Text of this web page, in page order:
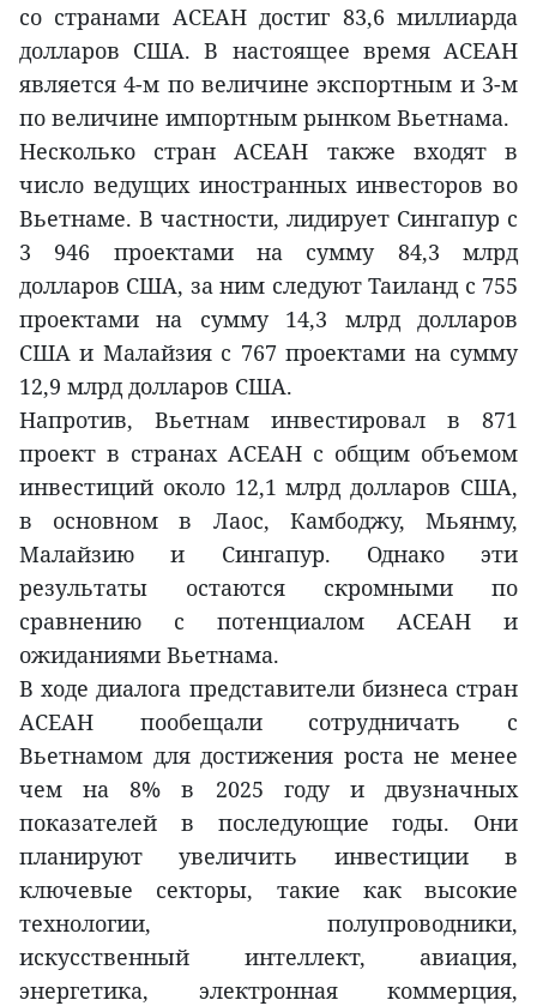
со странами АСЕАН достиг 83,6 миллиарда
долларов США. В настоящее время АСЕАН
является 4-м по величине экспортным и 3-м
по величине импортным рынком Вьетнама.
Несколько стран АСЕАН также входят в
число ведущих иностранных инвесторов во
Вьетнаме. В частности, лидирует Сингапур с
3 946 проектами на сумму 84,3 млрд
долларов США, за ним следуют Таиланд с 755
проектами на сумму 14,3 млрд долларов
США и Малайзия с 767 проектами на сумму
12,9 млрд долларов США.
Напротив, Вьетнам инвестировал в 871
проект в странах АСЕАН с общим объемом
инвестиций около 12,1 млрд долларов США,
в основном в Лаос, Камбоджу, Мьянму,
Малайзию и Сингапур. Однако эти
результаты остаются скромными по
сравнению с потенциалом АСЕАН и
ожиданиями Вьетнама.
В ходе диалога представители бизнеса стран
АСЕАН пообещали сотрудничать с
Вьетнамом для достижения роста не менее
чем на 8% в 2025 году и двузначных
показателей в последующие годы. Они
планируют увеличить инвестиции в
ключевые секторы, такие как высокие
технологии, полупроводники,
искусственный интеллект, авиация,
энергетика, электронная коммерция,